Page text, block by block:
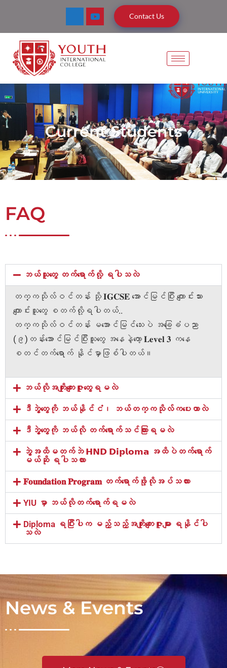
Contact Us
Current Students
FAQ
ဘယ်သူတွေ တက်ရောက်လို့ ရပါသလဲ
တက္ကသိုလ်ဝင်တန်း သို့ 𝐈𝐆𝐂𝐒𝐄 အောင်မြင်ပြီး ကျောင်းသား
ကျောင်းသူတွေ စတက်လို့ရပါတယ်..
တက္ကသိုလ်ဝင်တန်း မအောင်မြင်သေးပဲ အခြေခံပညာ
(၉)တန်းအောင်မြင်ပြီးသူတွေ အနေနဲ့တော့ 𝐋𝐞𝐯𝐞𝐥 𝟑 ကနေ
စတင်တက်ရောက် နိုင်မှာဖြစ်ပါတယ်။
ဘယ်လိုအကျိုးကျေးဇူးတွေရမလဲ
ဒီဘွဲ့တွေကို ဘယ်နိုင်ငံ၊ ဘယ်တက္ကသိုလ်ကပေးတာလဲ
ဒီဘွဲ့တွေကို ဘယ်လို တက်ရောက်သင်ကြားရမလဲ
ဘွဲ့အထိမတက်ဘဲ 𝗛𝗡𝗗 𝗗𝗶𝗽𝗹𝗼𝗺𝗮 အထိပဲတက်ရောက်
မယ်ဆို ရပါသလား
𝐅𝐨𝐮𝐧𝐝𝐚𝐭𝐢𝐨𝐧 𝐏𝐫𝐨𝐠𝐫𝐚𝐦 တက်ရောက်ဖို့လိုအပ်သလား
YIU မှာ ဘယ်လိုတက်ရောက်ရမလဲ
Diploma ရပြီးပါက မည့်သည့်အကျိုးကျေးဇူးများ ရနိုင်ပါ
သလဲ
News & Events